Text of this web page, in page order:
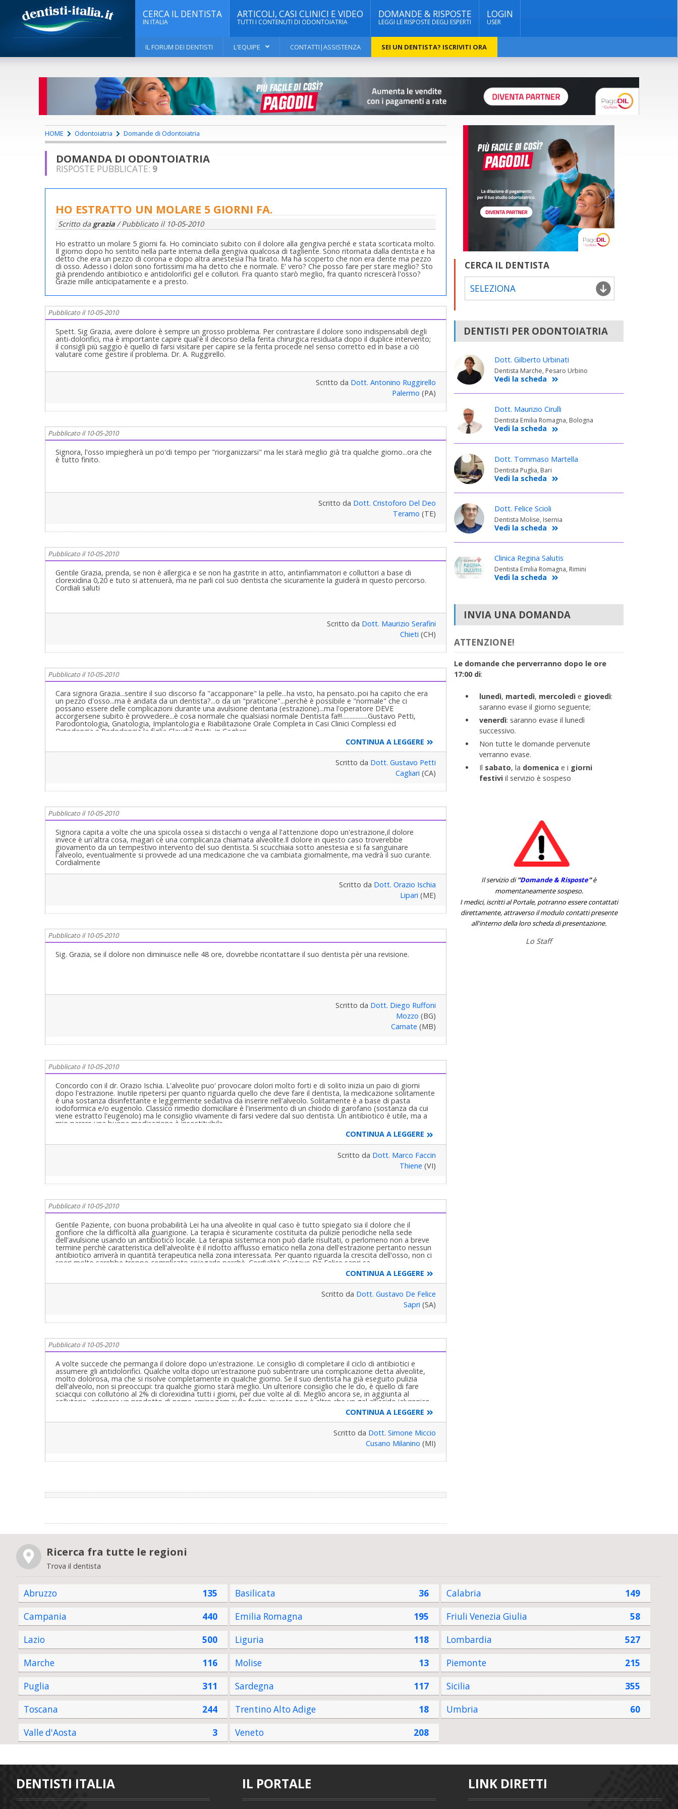
CERCA IL DENTISTA
IN ITALIA
ARTICOLI, CASI CLINICI E VIDEO
TUTTI I CONTENUTI DI ODONTOIATRIA
DOMANDE & RISPOSTE
LEGGI LE RISPOSTE DEGLI ESPERTI
LOGIN
USER
IL FORUM DEI DENTISTI L'EQUIPE CONTATTI|ASSISTENZA SEI UN DENTISTA? ISCRIVITI ORA
HOME Odontoiatria Domande di Odontoiatria
DOMANDA DI ODONTOIATRIA
RISPOSTE PUBBLICATE: 9
HO ESTRATTO UN MOLARE 5 GIORNI FA.
Scritto da grazia / Pubblicato il 10-05-2010
Ho estratto un molare 5 giorni fa. Ho cominciato subito con il dolore alla gengiva perché e stata scorticata molto.
Il giorno dopo ho sentito nella parte interna della gengiva qualcosa di tagliente. Sono ritornata dalla dentista e ha
detto che era un pezzo di corona e dopo altra anestesia l'ha tirato. Ma ha scoperto che non era dente ma pezzo
di osso. Adesso i dolori sono fortissimi ma ha detto che e normale. E' vero? Che posso fare per stare meglio? Sto
già prendendo antibiotico e antidolorifici gel e collutori. Fra quanto starò meglio, fra quanto ricrescerà l'osso?
Grazie mille anticipatamente e a presto.
Pubblicato il 10-05-2010
Spett. Sig Grazia, avere dolore è sempre un grosso problema. Per contrastare il dolore sono indispensabili degli
anti-dolorifici, ma è importante capire qual'è il decorso della ferita chirurgica residuata dopo il duplice intervento;
il consigli più saggio è quello di farsi visitare per capire se la ferita procede nel senso corretto ed in base a ciò
valutare come gestire il problema. Dr. A. Ruggirello.
Scritto da Dott. Antonino Ruggirello
Palermo (PA)
Pubblicato il 10-05-2010
Signora, l'osso impiegherà un po'di tempo per "riorganizzarsi" ma lei starà meglio già tra qualche giorno...ora che
è tutto finito.
Scritto da Dott. Cristoforo Del Deo
Teramo (TE)
Pubblicato il 10-05-2010
Gentile Grazia, prenda, se non è allergica e se non ha gastrite in atto, antinfiammatori e colluttori a base di
clorexidina 0,20 e tuto si attenuerà, ma ne parli col suo dentista che sicuramente la guiderà in questo percorso.
Cordiali saluti
Scritto da Dott. Maurizio Serafini
Chieti (CH)
Pubblicato il 10-05-2010
Cara signora Grazia...sentire il suo discorso fa "accapponare" la pelle...ha visto, ha pensato..poi ha capito che era
un pezzo d'osso...ma è andata da un dentista?...o da un "praticone"...perchè è possibile e "normale" che ci
possano essere delle complicazioni durante una avulsione dentaria (estrazione)...ma l'operatore DEVE
accorgersene subito è provvedere...è cosa normale che qualsiasi normale Dentista fa!!!.................Gustavo Petti,
Parodontologia, Gnatologia, Implantologia e Riabilitazione Orale Completa in Casi Clinici Complessi ed
Ortodonzia e Pedodonzia la figlia Claudia Petti, in Cagliari
CONTINUA A LEGGERE
Scritto da Dott. Gustavo Petti
Cagliari (CA)
Pubblicato il 10-05-2010
Signora capita a volte che una spicola ossea si distacchi o venga al l'attenzione dopo un'estrazione,il dolore
invece è un'altra cosa, magari cè una complicanza chiamata alveolite.Il dolore in questo caso troverebbe
giovamento da un tempestivo intervento del suo dentista. Si scucchiaia sotto anestesia e si fa sanguinare
l'alveolo, eventualmente si provvede ad una medicazione che va cambiata giornalmente, ma vedrà il suo curante.
Cordialmente
Scritto da Dott. Orazio Ischia
Lipari (ME)
Pubblicato il 10-05-2010
Sig. Grazia, se il dolore non diminuisce nelle 48 ore, dovrebbe ricontattare il suo dentista pèr una revisione.
Scritto da Dott. Diego Ruffoni
Mozzo (BG)
Carnate (MB)
Pubblicato il 10-05-2010
Concordo con il dr. Orazio Ischia. L'alveolite puo' provocare dolori molto forti e di solito inizia un paio di giorni
dopo l'estrazione. Inutile ripetersi per quanto riguarda quello che deve fare il dentista, la medicazione solitamente
è una sostanza disinfettante e leggermente sedativa da inserire nell'alveolo. Solitamente è a base di pasta
iodoformica e/o eugenolo. Classico rimedio domiciliare è l'inserimento di un chiodo di garofano (sostanza da cui
viene estratto l'eugenolo) ma le consiglio vivamente di farsi vedere dal suo dentista. Un antibiotico è utile, ma a
mio parere una buona medicazione è insostituibile.
CONTINUA A LEGGERE
Scritto da Dott. Marco Faccin
Thiene (VI)
Pubblicato il 10-05-2010
Gentile Paziente, con buona probabilità Lei ha una alveolite in qual caso è tutto spiegato sia il dolore che il
gonfiore che la difficoltà alla guarigione. La terapia è sicuramente costituita da pulizie periodiche nella sede
dell'avulsione usando un antibiotico locale. La terapia sistemica non può darle risultati, o perlomeno non a breve
termine perchè caratteristica dell'alveolite è il ridotto afflusso ematico nella zona dell'estrazione pertanto nessun
antibiotico arriverà in quantità terapeutica nella zona interessata. Per quanto riguarda la crescita dell'osso, non ci
speri molto sarebbe troppo complicato spiegarle perchè. Cordialità Gustavo De Felice sapri sa
CONTINUA A LEGGERE
Scritto da Dott. Gustavo De Felice
Sapri (SA)
Pubblicato il 10-05-2010
A volte succede che permanga il dolore dopo un'estrazione. Le consiglio di completare il ciclo di antibiotici e
assumere gli antidolorifici. Qualche volta dopo un'estrazione può subentrare una complicazione detta alveolite,
molto dolorosa, ma che si risolve completamente in qualche giorno. Se il suo dentista ha già eseguito pulizia
dell'alveolo, non si preoccupi: tra qualche giorno starà meglio. Un ulteriore consiglio che le do, è quello di fare
sciacqui con collutorio al 2% di clorexidina tutti i giorni, per due volte al dì. Meglio ancora se, in aggiunta al
collutorio, adopera un prodotto di nome aminogam sulla ferita: questo non è altro che un gel all'acido ialuronico
CONTINUA A LEGGERE
Scritto da Dott. Simone Miccio
Cusano Milanino (MI)
CERCA IL DENTISTA
SELEZIONA
DENTISTI PER ODONTOIATRIA
Dott. Gilberto Urbinati
Dentista Marche, Pesaro Urbino
Vedi la scheda
Dott. Maurizio Cirulli
Dentista Emilia Romagna, Bologna
Vedi la scheda
Dott. Tommaso Martella
Dentista Puglia, Bari
Vedi la scheda
Dott. Felice Scioli
Dentista Molise, Isernia
Vedi la scheda
Clinica Regina Salutis
Dentista Emilia Romagna, Rimini
Vedi la scheda
INVIA UNA DOMANDA
ATTENZIONE!
Le domande che perverranno dopo le ore
17:00 di:
lunedì, martedì, mercoledì e giovedì:
saranno evase il giorno seguente;
venerdì: saranno evase il lunedì
successivo.
Non tutte le domande pervenute
verranno evase.
Il sabato, la domenica e i giorni
festiviil servizio è sospeso
Il servizio di''Domande & Risposte''è
momentaneamente sospeso.
I medici, iscritti al Portale, potranno essere contattati
direttamente, attraverso il modulo contatti presente
all'interno della loro scheda di presentazione.
Lo Staff
Ricerca fra tutte le regioni
Trova il dentista
Abruzzo 135 Basilicata 36 Calabria
149
Campania
440 Emilia Romagna 195 Friuli Venezia Giulia
58
Lazio
500 Liguria 118 Lombardia
527
Marche
116 Molise 13 Piemonte
215
Puglia
311 Sardegna 117 Sicilia
355
Toscana
244 Trentino Alto Adige 18 Umbria
60
Valle d'Aosta
3 Veneto 208
DENTISTI ITALIA IL PORTALE LINK DIRETTI